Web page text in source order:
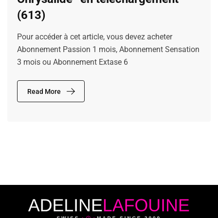
(613)
Pour accéder à cet article, vous devez acheter
Abonnement Passion 1 mois, Abonnement Sensation
3 mois ou Abonnement Extase 6
Read More